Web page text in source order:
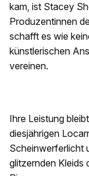
kam, ist Stacey
Produzentinnen
schafft es wie
künstlerischen
vereinen.
Ihre Leistung
diesjährigen
Scheinwerferlicht
glitzernden Kleids